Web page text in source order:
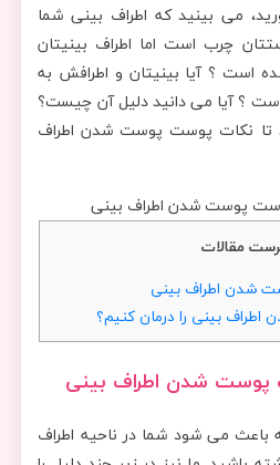
می بینید که اطراف بینی شما
چرب است اما اطراف بینیتان
؟ آیا بینیتان و اطرافش به
؟ آیا می دانید دلیل آن چیست؟
تا نکات پوست پوست شدن اطراف
مقالات
شدن اطراف بینی
بینی را درمان کنیم؟
شدن اطراف بینی
باعث می شود شما در ناحیه اطراف